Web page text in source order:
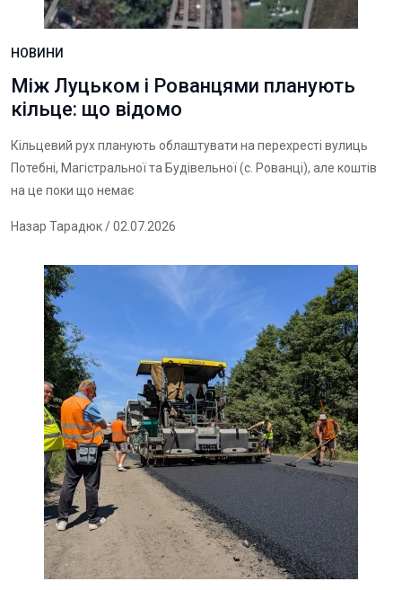
НОВИНИ
Між Луцьком і Рованцями планують
кільце: що відомо
Кільцевий рух планують облаштувати на перехресті вулиць
Потебні, Магістральної та Будівельної (с. Рованці), але коштів
на це поки що немає
Назар Тарадюк/ 02.07.2026